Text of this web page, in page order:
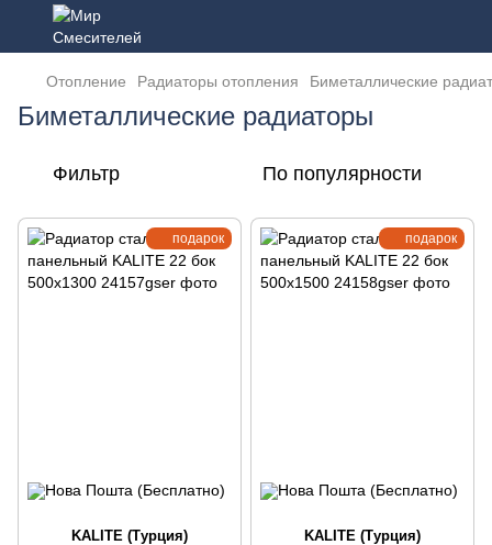
Отопление Радиаторы отопления Биметаллические
Биметаллические радиаторы
Фильтр По популярности
подарок
KALITE (Турция)
подарок
KALITE (Турция)